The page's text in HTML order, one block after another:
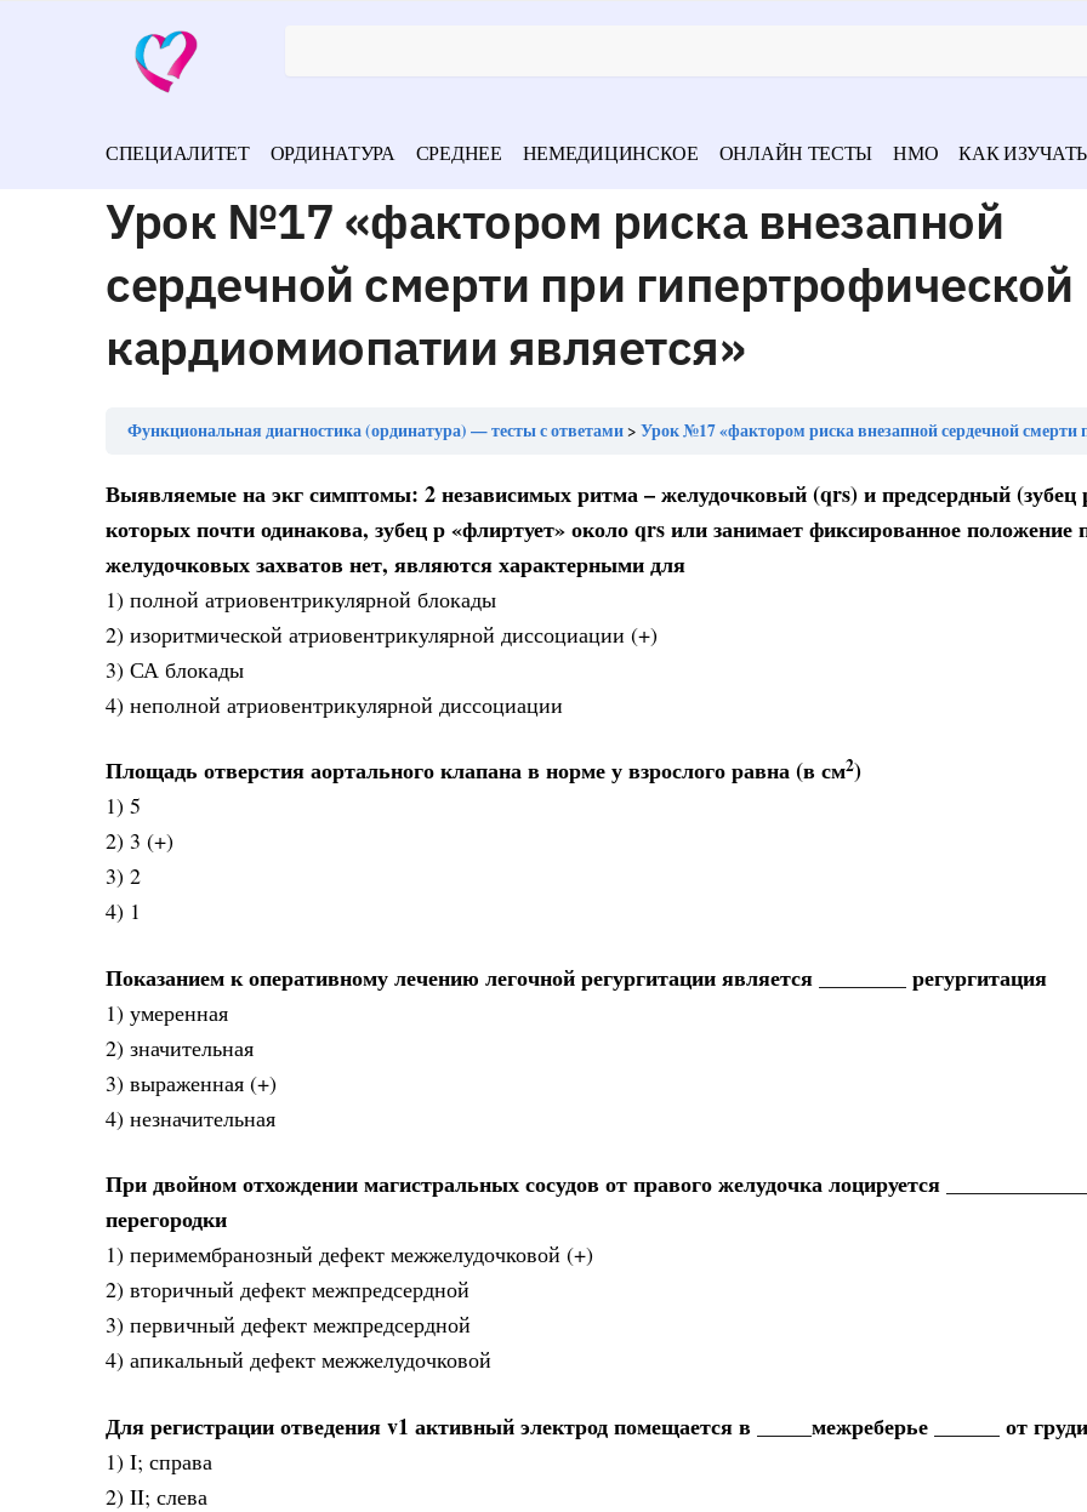
СПЕЦИАЛИТЕТ ОРДИНАТУРА СРЕДНЕЕ НЕМЕДИЦИНСКОЕ ОНЛАЙН ТЕСТЫ НМО КАК ИЗУЧАТЬ
Урок №17 «фактором риска внезапной
сердечной смерти при гипертрофической
кардиомиопатии является»
Функциональная диагностика (ординатура) — тесты с ответами Урок №17 «фактором риска внезапной сердечной смерти при гипертрофической
Выявляемые на экг симптомы: 2 независимых ритма – желудочковый (qrs) и предсердный (зубец
которых почти одинакова, зубец р «флиртует» около qrs или занимает фиксированное положение
желудочковых захватов нет, являются характерными для
1) полной атриовентрикулярной блокады
2) изоритмической атриовентрикулярной диссоциации (+)
3) СА блокады
4) неполной атриовентрикулярной диссоциации
Площадь отверстия аортального клапана в норме у взрослого равна (в см2)
1) 5
2) 3 (+)
3) 2
4) 1
Показанием к оперативному лечению легочной регургитации является ________ регургитация
1) умеренная
2) значительная
3) выраженная (+)
4) незначительная
При двойном отхождении магистральных сосудов от правого желудочка лоцируется _____________
перегородки
1) перимембранозный дефект межжелудочковой (+)
2) вторичный дефект межпредсердной
3) первичный дефект межпредсердной
4) апикальный дефект межжелудочковой
Для регистрации отведения v1 активный электрод помещается в _____межреберье ______ от
1) I; справа
2) II; слева